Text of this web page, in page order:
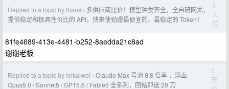
Replied to a topic by thans › 多供应商比价！模型种类齐全，全自研网关，
提供稳定和极具性价比的 API，快来使劲蹬最便宜的、最稳定的 Token！
3
天
前
81fe4689-413e-4481-b252-8aedda21c8ad
谢谢老板
Replied to a topic by leikaiwei › Claude Max 号池 0.8 倍率 ，满血
Opus5.0 / Sonnet5 / GPT5.6 / Fable5 全系列，回帖即送 20 刀
3
天